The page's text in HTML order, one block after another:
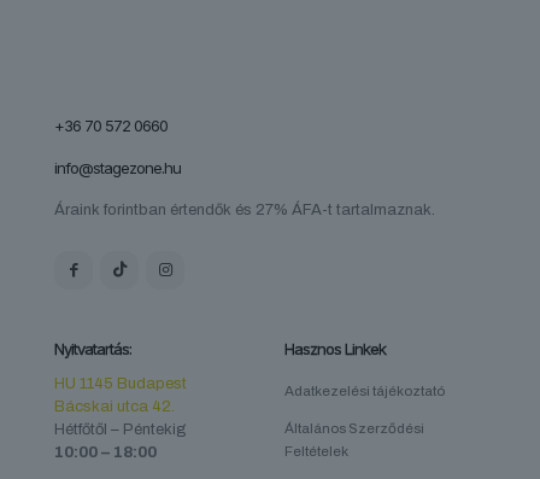
+36 70 572 0660
info@stagezone.hu
Áraink forintban értendők és 27% ÁFA-t tartalmaznak.
Nyitvatartás:
HU 1145 Budapest
Bácskai utca 42.
Hétfőtől – Péntekig
10:00 – 18:00
Hasznos Linkek
Adatkezelési tájékoztató
Általános Szerződési
Feltételek